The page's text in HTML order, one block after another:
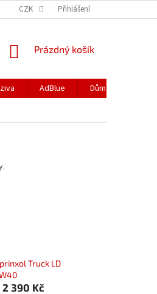
OSOBNÍCH ÚDAJŮ
CZK Přihlášení
NÁKUPNÍ
Prázdný košík
AdBlue
Dům a zahrada
Truck LD
2 390 Kč